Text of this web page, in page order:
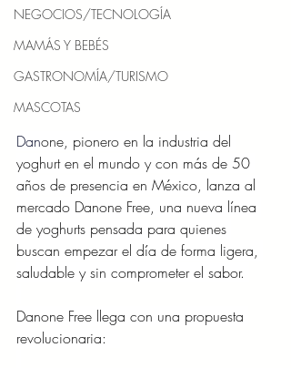
NEGOCIOS/TECNOLOGÍA
MAMÁS Y BEBÉS
GASTRONOMÍA/TURISMO
MASCOTAS
Danone, pionero en la industria del
yoghurt en el mundo y con más de 50
años de presencia en México, lanza al
mercado Danone Free, una nueva línea
de yoghurts pensada para quienes
buscan empezar el día de forma ligera,
saludable y sin comprometer el sabor.
Danone Free llega con una propuesta
revolucionaria: ​ ​